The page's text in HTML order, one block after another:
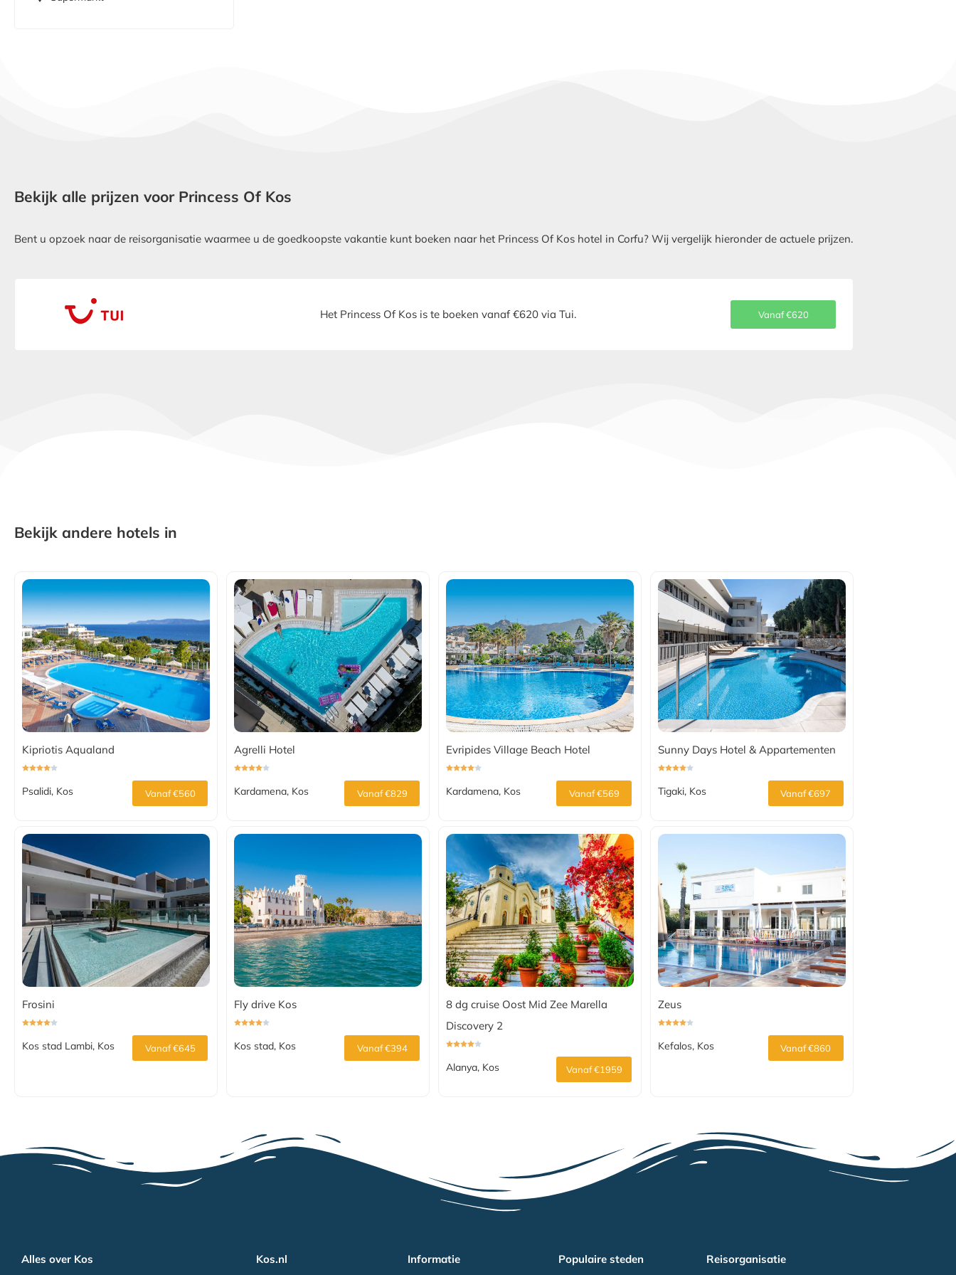
Bekijk alle prijzen voor Princess Of Kos
Bent u opzoek naar de reisorganisatie waarmee u de goedkoopste vakantie kunt boeken naar het Princess Of Kos hotel in Corfu? Wij vergelijk hieronder de actuele prijzen.
Het Princess Of Kos is te boeken vanaf €620 via Tui. Vanaf €620
Bekijk andere hotels in
Kipriotis Aqualand
Psalidi, Kos Vanaf €560
Agrelli Hotel
Kardamena, Kos Vanaf €829
Evripides Village Beach Hotel
Kardamena, Kos Vanaf €569
Sunny Days Hotel & Appartementen
Tigaki, Kos Vanaf €697
Frosini
Kos stad Lambi, Kos Vanaf €645
Fly drive Kos
Kos stad, Kos Vanaf €394
8 dg cruise Oost Mid Zee Marella
Discovery 2
Alanya, Kos Vanaf €1959
Zeus
Kefalos, Kos Vanaf €860
Alles over Kos Kos.nl Informatie Populaire steden Reisorganisatie